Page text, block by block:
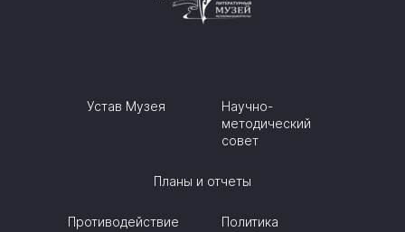
Устав Музея
Научно-
методический
совет
Планы и отчеты
Противодействие
Политика